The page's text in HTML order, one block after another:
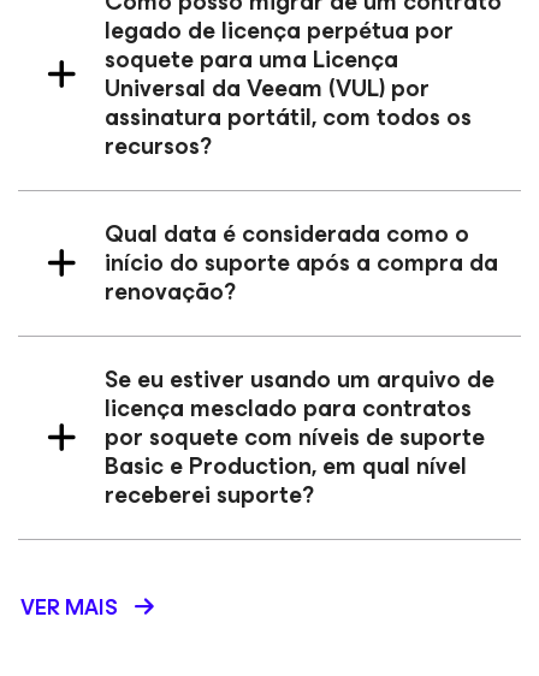
legado de licença perpétua por
soquete para uma Licença
Universal da Veeam (VUL) por
assinatura portátil, com todos os
recursos?
Qual data é considerada como o
início do suporte após a compra da
renovação?
Se eu estiver usando um arquivo de
licença mesclado para contratos
por soquete com níveis de suporte
Basic e Production, em qual nível
receberei suporte?
VER MAIS